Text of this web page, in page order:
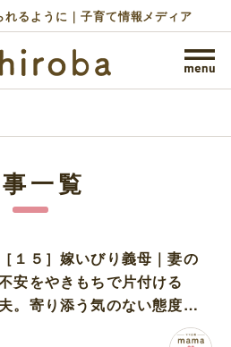
るように｜子育て情報メディア
一覧
［１５］嫁いびり義母｜妻の
安をやきもちで片付ける
夫。寄り添う気のない態度に